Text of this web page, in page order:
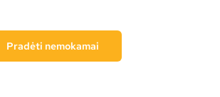
Pradėti nemokamai